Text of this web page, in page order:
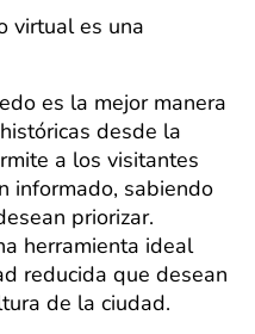
virtual es una
es la mejor manera
desde la
a los visitantes
informado, sabiendo
priorizar.
herramienta ideal
reducida que desean
de la ciudad.